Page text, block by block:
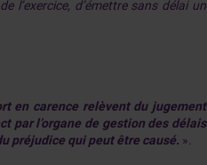
l’exercice, d’émettre sans délai un
en carence relèvent du jugement
par l’organe de gestion des délais
préjudice qui peut être causé. ».